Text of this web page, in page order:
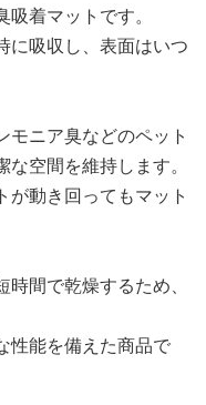
着マットです。
に吸収し、表面はいつ
モニア臭などのペット
空間を維持します。
が動き回ってもマット
間で乾燥するため、
性能を備えた商品で